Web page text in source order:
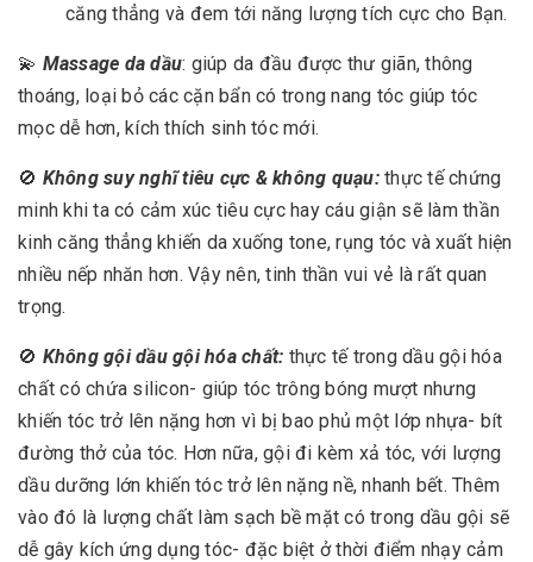
căng thẳng và đem tới năng lượng tích cực cho Bạn.
💫 Massage da dầu: giúp da đầu được thư giãn, thông
thoáng, loại bỏ các cặn bẩn có trong nang tóc giúp tóc
mọc dễ hơn, kích thích sinh tóc mới.
🚫 Không suy nghĩ tiêu cực & không quạu:thực tế chứng
minh khi ta có cảm xúc tiêu cực hay cáu giận sẽ làm thần
kinh căng thẳng khiến da xuống tone, rụng tóc và xuất hiện
nhiều nếp nhăn hơn. Vậy nên, tinh thần vui vẻ là rất quan
trọng.
🚫 Không gội dầu gội hóa chất: thực tế trong dầu gội hóa
chất có chứa silicon- giúp tóc trông bóng mượt nhưng
khiến tóc trở lên nặng hơn vì bị bao phủ một lớp nhựa- bít
đường thở của tóc. Hơn nữa, gội đi kèm xả tóc, với lượng
dầu dưỡng lớn khiến tóc trở lên nặng nề, nhanh bết. Thêm
vào đó là lượng chất làm sạch bề mặt có trong dầu gội sẽ
dễ gây kích ứng dụng tóc- đặc biệt ở thời điểm nhạy cảm